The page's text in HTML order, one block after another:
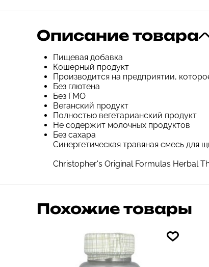
Описание товара
Пищевая добавка
Кошерный продукт
Производится на предприятии,
Без глютена
Без ГМО
Веганский продукт
Полностью вегетарианский продукт
Не содержит молочных продуктов
Без сахара
Синергетическая травяная смесь для
Christopher's Original Formulas Herbal
Похожие товары